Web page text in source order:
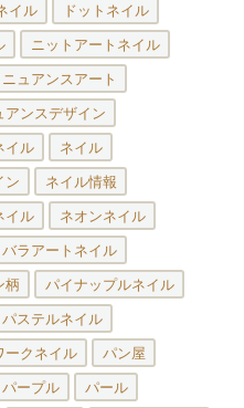
イル ドットネイル
ニットアートネイル
ニュアンスアート
アンスデザイン
イル ネイル
ン ネイル情報
イル ネオンネイル
バラアートネイル
柄 パイナップルネイル
パステルネイル
ークネイル パン屋
パープル パール